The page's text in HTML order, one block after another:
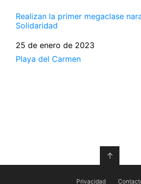
Realizan la primer megaclase
Solidaridad
Fecha
25 de enero de 2023
Respecto a
Playa del Carmen
↑
Privacidad